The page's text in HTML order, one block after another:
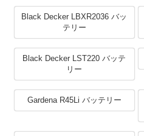
Black Decker LBXR2036 バッ
テリー
Black Decker LST220 バッテ
リー
Gardena R45Li バッテリー